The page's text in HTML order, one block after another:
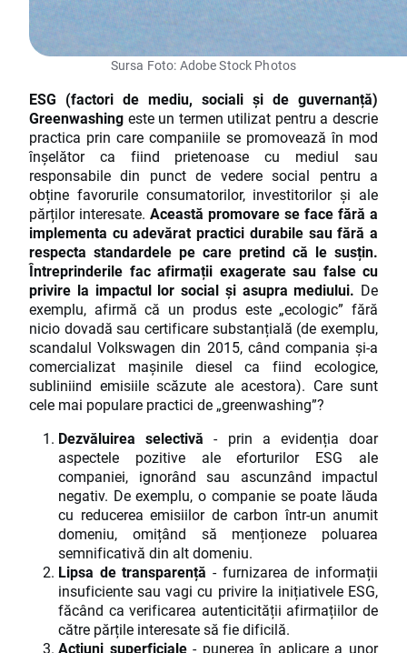
Sursa Foto: Adobe Stock Photos
ESG (factori de mediu, sociali și de guvernanță)
Greenwashing este un termen utilizat pentru a descrie
practica prin care companiile se promovează în mod
înșelător ca fiind prietenoase cu mediul sau
responsabile din punct de vedere social pentru a
obține favorurile consumatorilor, investitorilor și ale
părților interesate. Această promovare se face fără a
implementa cu adevărat practici durabile sau fără a
respecta standardele pe care pretind că le susțin.
Întreprinderile fac afirmații exagerate sau false cu
privire la impactul lor social și asupra mediului. De
exemplu, afirmă că un produs este „ecologic” fără
nicio dovadă sau certificare substanțială (de exemplu,
scandalul Volkswagen din 2015, când compania și-a
comercializat mașinile diesel ca fiind ecologice,
subliniind emisiile scăzute ale acestora). Care sunt
cele mai populare practici de „greenwashing”?
Dezvăluirea selectivă - prin a evidenția doar
aspectele pozitive ale eforturilor ESG ale
companiei, ignorând sau ascunzând impactul
negativ. De exemplu, o companie se poate lăuda
cu reducerea emisiilor de carbon într-un anumit
domeniu, omițând să menționeze poluarea
semnificativă din alt domeniu.
Lipsa de transparență - furnizarea de informații
insuficiente sau vagi cu privire la inițiativele ESG,
făcând ca verificarea autenticității afirmațiilor de
către părțile interesate să fie dificilă.
Acțiuni superficiale- punerea în aplicare a unor